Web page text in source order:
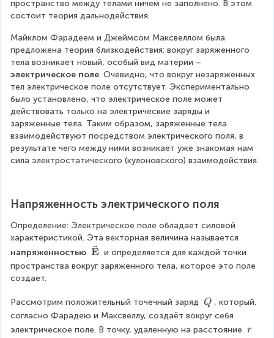
пространство между телами ничем не заполнено. В этом
состоит теория дальнодействия.
Майклом Фарадеем и Джеймсом Максвеллом была
предложена теория близкодействия: вокруг заряженного
тела возникает новый, особый вид материи –
электрическое поле. Очевидно, что вокруг незаряженных
тел электрическое поле отсутствует. Экспериментально
было установлено, что электрическое поле может
действовать только на электрические заряды и
заряженные тела. Таким образом, заряженные тела
взаимодействуют посредством электрического поля, в
результате чего между ними возникает уже знакомая нам
сила электростатического (кулоновского) взаимодействия.
Напряженность электрического поля
Определение: Электрическое поле обладает силовой
характеристикой. Эта векторная величина называется
напряженностью \
b
d
{
E и определяется для каждой точки
пространства вокруг заряженного тела, которое это поле
создает.
Рассмотрим положительный точечный заряд \
\
Q
Q , который,
согласно Фарадею и Максвеллу, создаёт вокруг себя
электрическое поле. В точку, удаленную на расстояние \
r